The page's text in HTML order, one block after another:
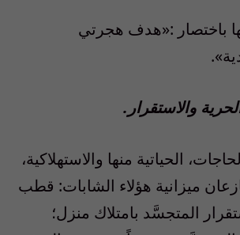
باختصار :«هدف هجرتي
والاستقرار.
الحياتية منها والاستهلاكية،
ميزانية هؤلاء الشابات: قطب
المتجسَّد بامتلاك منزل؛